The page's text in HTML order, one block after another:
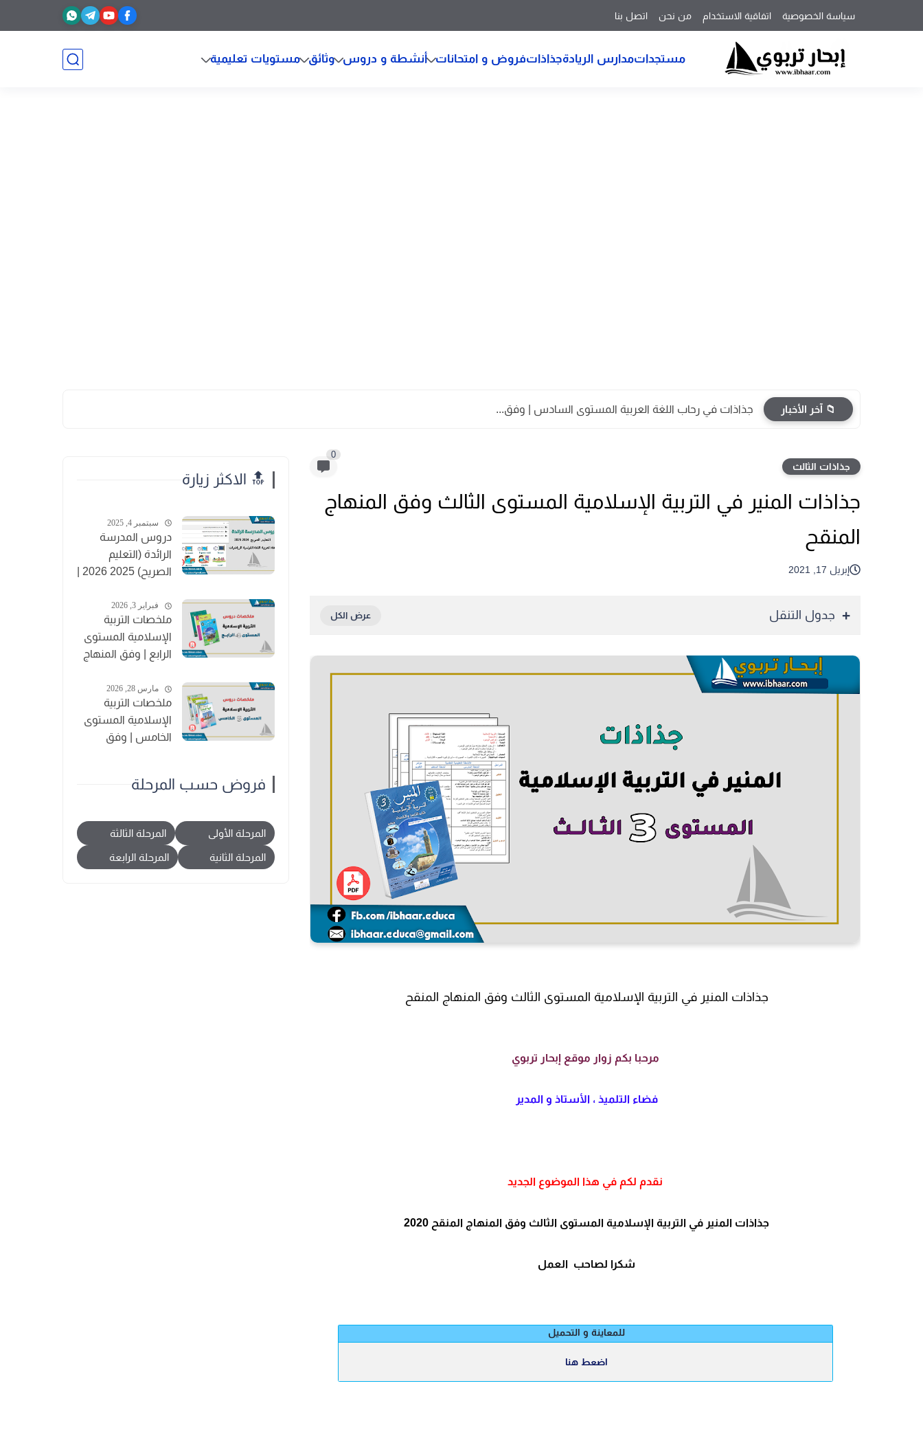
سياسة الخصوصية اتفاقية الاستخدام من نحن اتصل بنا
مستجداتمدارس الريادةجذاذاتفروض و امتحانات أنشطة و دروس وثائق مستويات تعليمية
📁 آخر الأخبار جذاذات في رحاب اللغة العربية المستوى السادس | وفق...
جذاذات الثالث
0
جذاذات المنير في التربية الإسلامية المستوى الثالث وفق المنهاج
المنقح
إبريل 17, 2021
جدول التنقل
جذاذات المنير في التربية الإسلامية المستوى الثالث وفق المنهاج المنقح
مرحبا بكم زوار موقع إبحار تربوي
فضاء التلميذ ، الأستاذ و المدير
نقدم لكم في هذا الموضوع الجديد
جذاذات المنير في التربية الإسلامية المستوى الثالث وفق المنهاج المنقح 2020
شكرا لصاحب العمل
للمعاينة و التحميل
اضعط هنا
🔝 الاكثر زيارة
سبتمبر 4, 2025
دروس المدرسة
الرائدة (التعليم
فبراير 3, 2026
ملخصات التربية
الإسلامية المستوى
الرابع | وفق المنهاج
مارس 28, 2026
ملخصات التربية
الإسلامية المستوى
الخامس | وفق
فروض حسب المرحلة
المرحلة الأولى المرحلة الثالثة
المرحلة الثانية المرحلة الرابعة